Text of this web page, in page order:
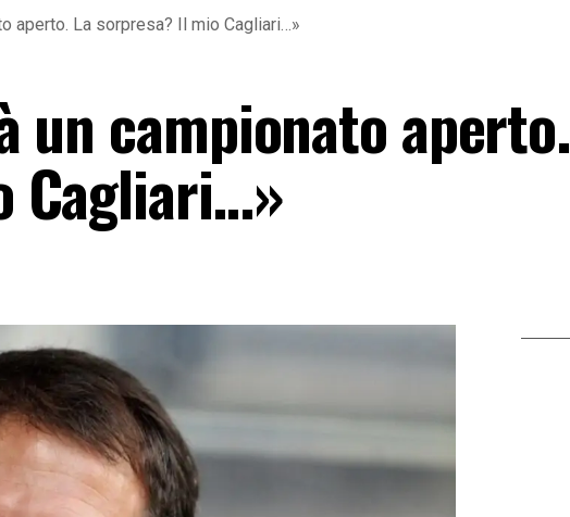
aperto. La sorpresa? Il mio Cagliari…»
un campionato aperto.
Cagliari…»